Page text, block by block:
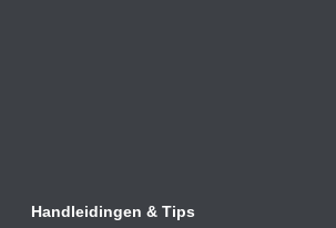
Handleidingen & Tips